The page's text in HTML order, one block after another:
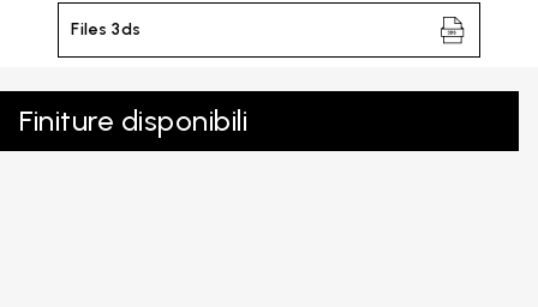
Files 3ds
Finiture disponibili